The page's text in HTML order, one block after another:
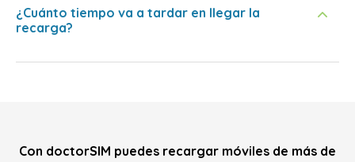
¿Cuánto tiempo va a tardar en llegar la
recarga?
Con doctorSIM puedes recargar móviles de más de